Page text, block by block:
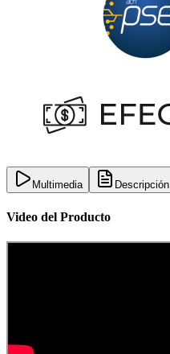
Multimedia Descripción
Video del Producto